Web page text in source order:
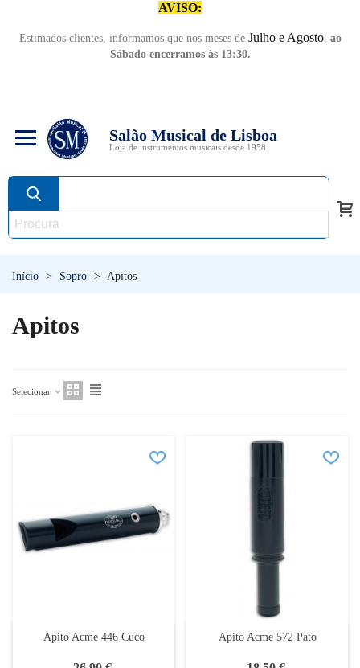
AVISO:
Estimados clientes, informamos que nos meses de Julho e Agosto, ao
Sábado encerramos às 13:30.
Salão Musical de Lisboa
Loja de instrumentos musicais desde 1958
Início > Sopro > Apitos
Apitos
Selecionar
Apito Acme 446 Cuco Apito Acme 572 Pato